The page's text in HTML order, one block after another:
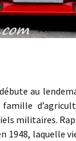
au
militaires.
laquelle